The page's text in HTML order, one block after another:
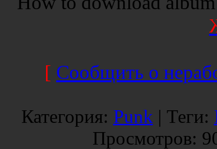
[ Сообщить о
Категория: Punk | Теги:
Просмотров: